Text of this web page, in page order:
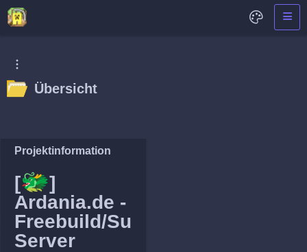
Übersicht
Projektinformation
[🐲]
Ardania.de -
Freebuild/Survival
Server